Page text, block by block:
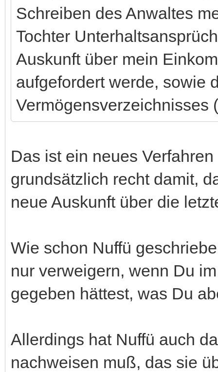
Schreiben des Anwaltes
Tochter
Auskunft über mein
aufgefordert werde, sowie
Vermögensverzeichnisses
Das ist ein neues
grundsätzlich recht damit,
neue Auskunft über die
Wie schon Nuffü
nur verweigern, wenn Du
gegeben hättest, was Du
Allerdings hat Nuffü auch
nachweisen muß, das sie